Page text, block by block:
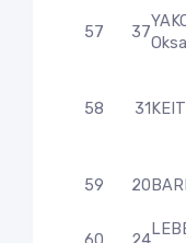
57 37
58 31
59 20